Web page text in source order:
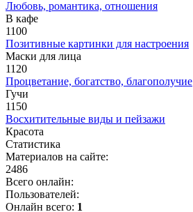
Любовь, романтика, отношения
В кафе
1100
Позитивные картинки для настроения
Маски для лица
1120
Процветание, богатство, благополучие
Гучи
1150
Восхитительные виды и пейзажи
Красота
Статистика
Материалов на сайте:
2486
Всего онлайн:
Пользователей:
Онлайн всего: 1